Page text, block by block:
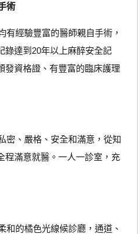
術
經驗豐富的醫師親自手術，
錄達到20年以上麻醉安全記
發資格證、有豐富的臨床護理
、嚴格、安全和滿意，從知
程滿意就醫。一人一診室，充
的橘色光線候診廳，通道、